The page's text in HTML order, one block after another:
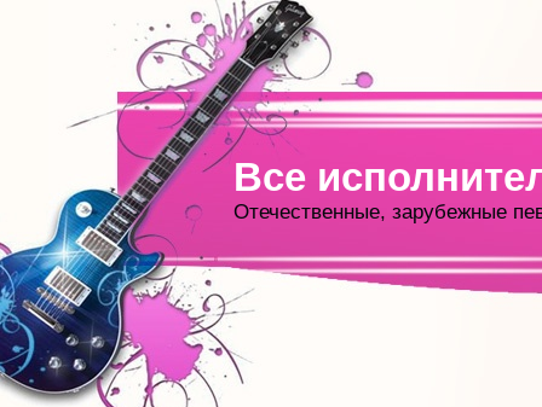
Все
Отечественные, зарубежные